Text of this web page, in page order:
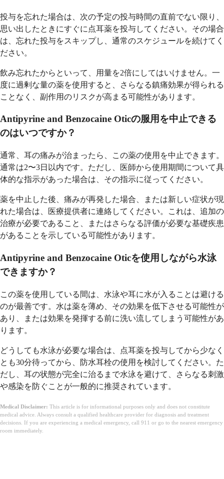
投与を忘れた場合は、次の予定の投与時間の直前でない限り、
思い出したときにすぐに点耳薬を投与してください。その場合
は、忘れた投与をスキップし、通常のスケジュールを続けてく
ださい。
飲み忘れたからといって、用量を2倍にしてはいけません。一
度に過剰な量の薬を使用すると、さらなる鎮痛効果が得られる
ことなく、副作用のリスクが高まる可能性があります。
Antipyrine and Benzocaine Oticの服用を中止できる
のはいつですか？
通常、耳の痛みが治まったら、この薬の使用を中止できます。
通常は2〜3日以内です。ただし、医師から使用期間について具
体的な指示があった場合は、その指示に従ってください。
薬を中止した後、痛みが再発した場合、または新しい症状が現
れた場合は、医療提供者に連絡してください。これは、追加の
治療が必要であること、またはさらなる評価が必要な基礎疾患
があることを示している可能性があります。
Antipyrine and Benzocaine Oticを使用しながら水泳
できますか？
この薬を使用している間は、水泳や耳に水が入ることは避ける
のが最善です。水は薬を薄め、その効果を低下させる可能性が
あり、または効果を発揮する前に洗い流してしまう可能性があ
ります。
どうしても水泳が必要な場合は、点耳薬を投与してから少なく
とも30分待ってから、防水耳栓の使用を検討してください。た
だし、耳の状態が完全に治るまで水泳を避けて、さらなる刺激
や感染を防ぐことが一般的に推奨されています。
Medical Disclaimer: This article is for informational purposes only and does not constitute
medical advice. Always consult a qualified healthcare provider for diagnosis and treatment
decisions. If you are experiencing a medical emergency, call 911 or go to the nearest emergency
room immediately.